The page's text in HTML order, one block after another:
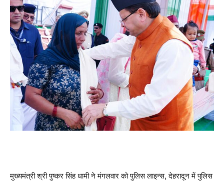
मुख्यमंत्री श्री पुष्कर सिंह धामी ने मंगलवार को पुलिस लाइन्स, देहरादून में पुलिस